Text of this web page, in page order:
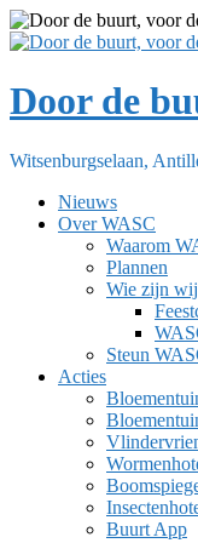
Ga
naar
inhoud
Door de
Witsenburgselaan,
Nieuws
Over WASC
Waarom
Plannen
Wie zijn wij
Steun
Acties
Buurt App